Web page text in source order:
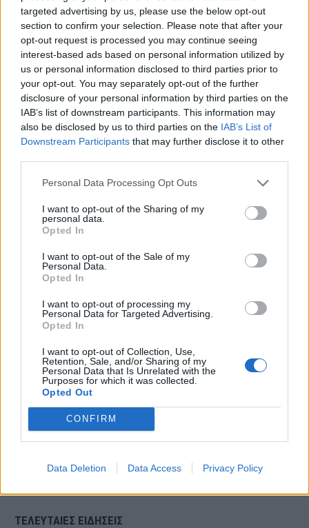
targeted advertising by us, please use the below opt-out
section to confirm your selection. Please note that after your
opt-out request is processed you may continue seeing
interest-based ads based on personal information utilized by
us or personal information disclosed to third parties prior to
your opt-out. You may separately opt-out of the further
disclosure of your personal information by third parties on the
IAB’s list of downstream participants. This information may
also be disclosed by us to third parties on the IAB’s List of
Downstream Participants that may further disclose it to other
Personal Data Processing Opt Outs
I want to opt-out of the Sharing of my
personal data.
Opted In
I want to opt-out of the Sale of my
Personal Data.
Opted In
I want to opt-out of processing my
Personal Data for Targeted Advertising.
Opted In
I want to opt-out of Collection, Use,
Retention, Sale, and/or Sharing of my
Personal Data that Is Unrelated with the
Purposes for which it was collected.
Opted Out
CONFIRM
Data Deletion Data Access Privacy Policy
Έδεσα τον αστράγαλο του με το
λουράκι που κρατάω το κινητό μου
και πάτησα επίμονα εκεί που ήταν τα
δοντάκια. Αυτό βοήθησε», λέει η θεία
του παιδιού.
Ο 7χρονος Θοδωρής με αφόρητους
πόνους και τρομοκρατημένος έφτασε
με ασθενοφόρο από την Παραμυθιά
στο νοσοκομείο Χατζηκώστα. «Το
παιδί έχει διαφύγει τον κίνδυνο, είναι
πρησμένο το ποδαράκι του και
φοβάται. Δεν έκαναν αντιοφικό ορό,
το ζήτησαν από το Πανεπιστημιακό.
Τον έχουν εδώ, δε χρειάζεται ακόμη»
είπε ο πατέρας του 7χρονου.
ΤΕΛΕΥΤΑΙΕΣ ΕΙΔΗΣΕΙΣ